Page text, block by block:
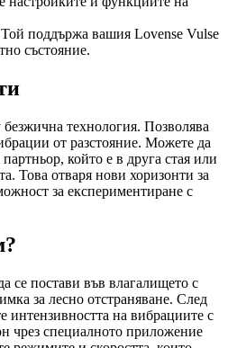
Той поддържа вашия Lovense Vulse
състояние.
технология. Позволява
от разстояние. Можете да
който е в друга стая или
Това отваря нови хоризонти за
за експериментиране с
се постави във влагалището с
за лесно отстраняване. След
интензивността на вибрациите с
чрез специалното приложение